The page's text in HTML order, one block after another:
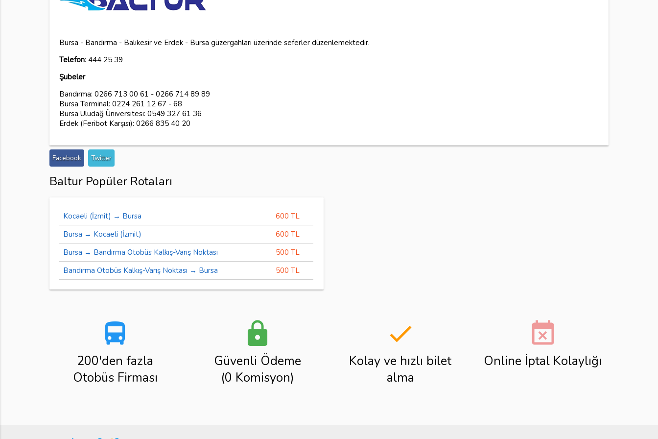
Bursa - Bandırma - Balıkesir ve Erdek - Bursa güzergahları üzerinde seferler düzenlemektedir.
Telefon: 444 25 39
Şubeler
Bandırma: 0266 713 00 61 - 0266 714 89 89
Bursa Terminal: 0224 261 12 67 - 68
Bursa Uludağ Üniversitesi: 0549 327 61 36
Erdek (Feribot Karşısı): 0266 835 40 20
Facebook Twitter
Baltur Popüler Rotaları
Kocaeli (İzmit) → Bursa
600 TL
Bursa → Kocaeli (İzmit)
600 TL
Bursa → Bandırma Otobüs Kalkış-Varış Noktası
500 TL
Bandırma Otobüs Kalkış-Varış Noktası → Bursa
500 TL
directions_bus
200'den fazla
Otobüs Firması
lock
Güvenli Ödeme
(0 Komisyon)
done
Kolay ve hızlı bilet
alma
event_busy
Online İptal Kolaylığı